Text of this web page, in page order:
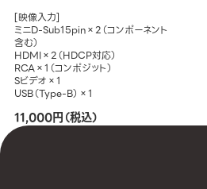
[映像入力]
ミニD-Sub15pin×2（コンポーネント
含む）
HDMI×2（HDCP対応）
RCA×1（コンポジット）
Sビデオ×1
USB（Type-B）×1
11,000円（税込）